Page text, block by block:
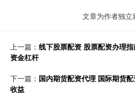
文章为作者独
上一篇： 线下股票配资 股票配资办理
资金杠杆
下一篇： 国内期货配资代理 国际期货
收益